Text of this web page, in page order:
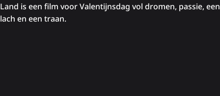
Land is een film voor Valentijnsdag vol dromen, passie, een
lach en een traan.